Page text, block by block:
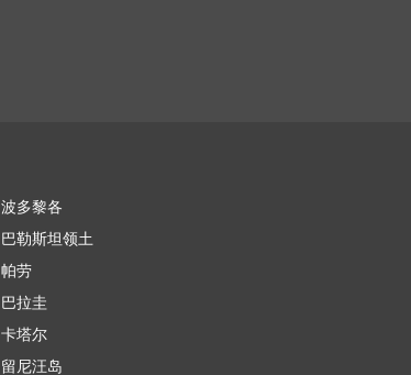
波多黎各
巴勒斯坦领土
帕劳
巴拉圭
卡塔尔
留尼汪岛